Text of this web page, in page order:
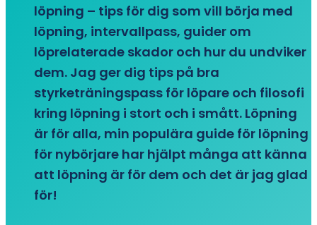
löpning – tips för dig som vill börja med
löpning, intervallpass, guider om
löprelaterade skador och hur du undviker
dem. Jag ger dig tips på bra
styrketräningspass för löpare och filosofi
kring löpning i stort och i smått. Löpning
är för alla, min populära guide för löpning
för nybörjare har hjälpt många att känna
att löpning är för dem och det är jag glad
för!